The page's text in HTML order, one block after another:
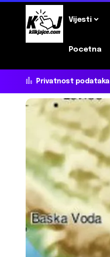
Vijesti
Pocetna
Privatnost podataka